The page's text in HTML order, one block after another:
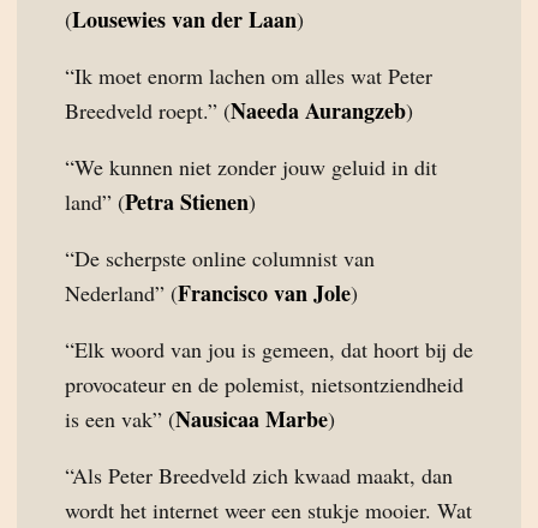
(Lousewies van der Laan)
“Ik moet enorm lachen om alles wat Peter
Breedveld roept.” (Naeeda Aurangzeb)
“We kunnen niet zonder jouw geluid in dit
land” (Petra Stienen)
“De scherpste online columnist van
Nederland” (Francisco van Jole)
“Elk woord van jou is gemeen, dat hoort bij de
provocateur en de polemist, nietsontziendheid
is een vak” (Nausicaa Marbe)
“Als Peter Breedveld zich kwaad maakt, dan
wordt het internet weer een stukje mooier. Wat